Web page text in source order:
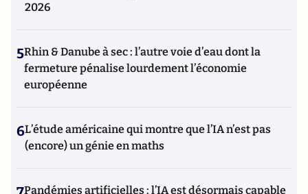
2026
5Rhin & Danube à sec : l’autre voie d’eau dont la
fermeture pénalise lourdement l’économie
européenne
6L’étude américaine qui montre que l’IA n’est pas
(encore) un génie en maths
Pandémies artificielles : l’IA est désormais capable